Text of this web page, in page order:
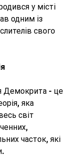
у місті
одним із
свого
Демокрита - це
яка
світ
часток, які